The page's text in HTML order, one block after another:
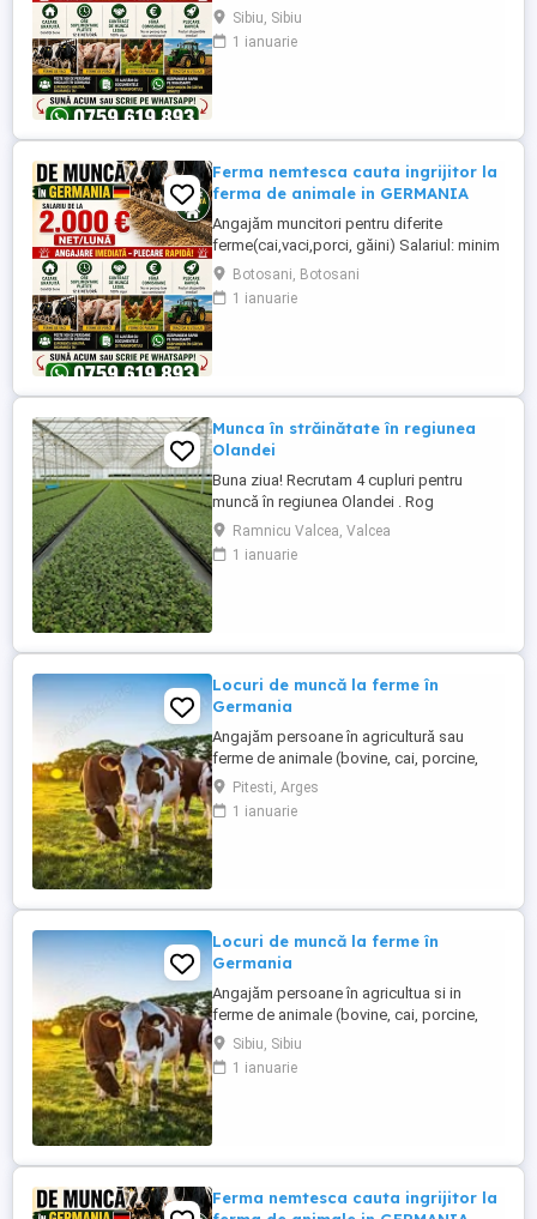
1800 net( poate crește în funcție de
experiența) Cazare și utilități gratuite!
Căutam persoane serioase și motivate
Sibiu, Sibiu
1 ianuarie
Ferma nemtesca cauta ingrijitor la
ferma de animale in GERMANIA
Angajăm muncitori pentru diferite
ferme(cai,vaci,porci, găini) Salariul: minim
1800 net( poate crește în funcție de
experiența) Cazare și utilități gratuite!
Căutam persoane serioase și motivate
Botosani, Botosani
1 ianuarie
Munca în străinătate în regiunea
Olandei
Buna ziua! Recrutam 4 cupluri pentru
muncă în regiunea Olandei . Rog
seriozitate și pentru mai multe detalii va
rog contactați in Whatsap la Nr( ) .Va
mulțumesc!
Ramnicu Valcea, Valcea
1 ianuarie
Locuri de muncă la ferme în
Germania
Angajăm persoane în agricultură sau
ferme de animale (bovine, cai, porcine,
caprine, si păsari) în Germania. Salar
atractiv de la 1900 euro net lună plus ore
suplimentare plătite Cazare și asigurare
Pitesti, Arges
1 ianuarie
Locuri de muncă la ferme în
Germania
Angajăm persoane în agricultua si in
ferme de animale (bovine, cai, porcine,
caprine, si păsari) în Germania. Salar
atractiv incepand cu1900 euro net lună
plus ore suplimentare plătite Cazare și
Sibiu, Sibiu
1 ianuarie
Ferma nemtesca cauta ingrijitor la